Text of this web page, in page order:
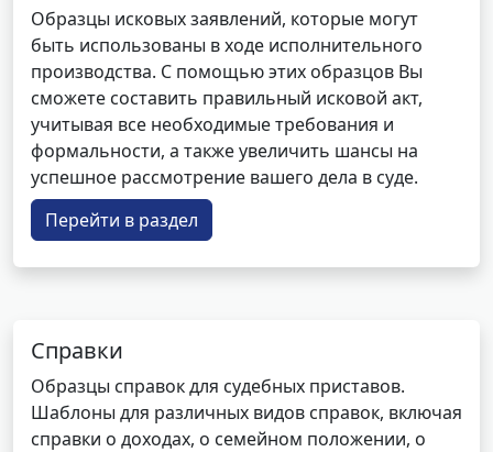
Образцы исковых заявлений, которые могут
быть использованы в ходе исполнительного
производства. С помощью этих образцов Вы
сможете составить правильный исковой акт,
учитывая все необходимые требования и
формальности, а также увеличить шансы на
успешное рассмотрение вашего дела в суде.
Перейти в раздел
Справки
Образцы справок для судебных приставов.
Шаблоны для различных видов справок, включая
справки о доходах, о семейном положении, о